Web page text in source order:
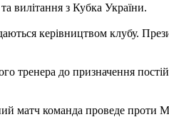
вилітання з Кубка України.
керівництвом клубу.
тренера до призначення
матч команда проведе проти